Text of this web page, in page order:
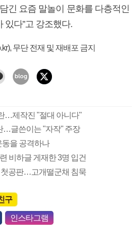
긴 요즘 말놀이 문화를 다층적인
있다”고 강조했다.
무단 전재 및 재배포 금지
…제작진 "절대 아니다"
…글쓴이는 "자작" 주장
동을 공격하나
비하글 게재한 3명 입건
첫공판…고개떨군채 침묵
구
인스타그램